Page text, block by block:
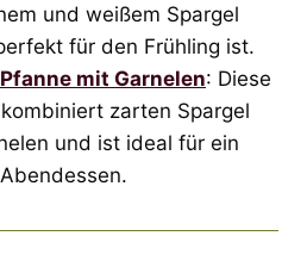
und weißem Spargel
für den Frühling ist.
mit Garnelen: Diese
zarten Spargel
und ist ideal für ein